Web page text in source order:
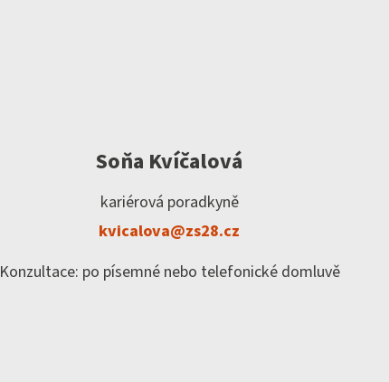
Soňa Kvíčalová
kariérová poradkyně
kvicalova@zs28.cz
Konzultace: po písemné nebo telefonické domluvě